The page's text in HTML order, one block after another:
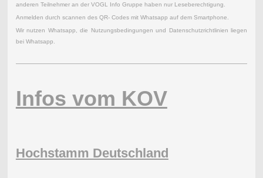
anderen Teilnehmer an der VOGL Info Gruppe haben nur Leseberechtigung.
Anmelden durch scannen des QR- Codes mit Whatsapp auf dem Smartphone.
Wir nutzen Whatsapp, die Nutzungsbedingungen und Datenschutzrichtlinien liegen
bei Whatsapp.
Infos vom KOV
Hochstamm Deutschland